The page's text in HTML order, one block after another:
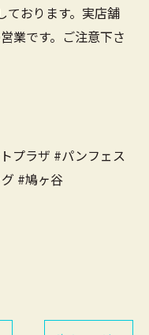
ております。実店舗
業です。ご注意下さ
プラザ #パンフェス
#鳩ヶ谷